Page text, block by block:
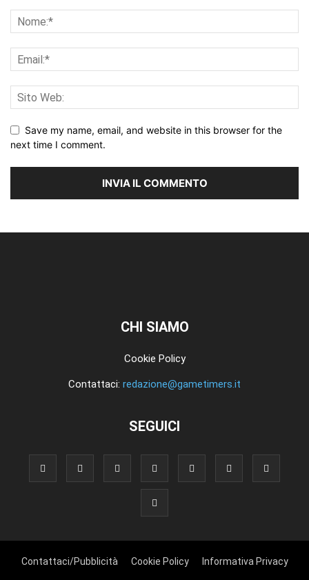
Save my name, email, and website in this browser for the
next time I comment.
CHI SIAMO
Cookie Policy
Contattaci: redazione@gametimers.it
SEGUICI
Contattaci/Pubblicità Cookie Policy Informativa Privacy